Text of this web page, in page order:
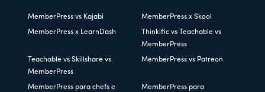
MemberPress vs Kajabi MemberPress x Skool
MemberPress x LearnDash
Thinkific vs Teachable vs
MemberPress
Teachable vs Skillshare vs
MemberPress
MemberPress vs Patreon
MemberPress para chefs e
MemberPress para